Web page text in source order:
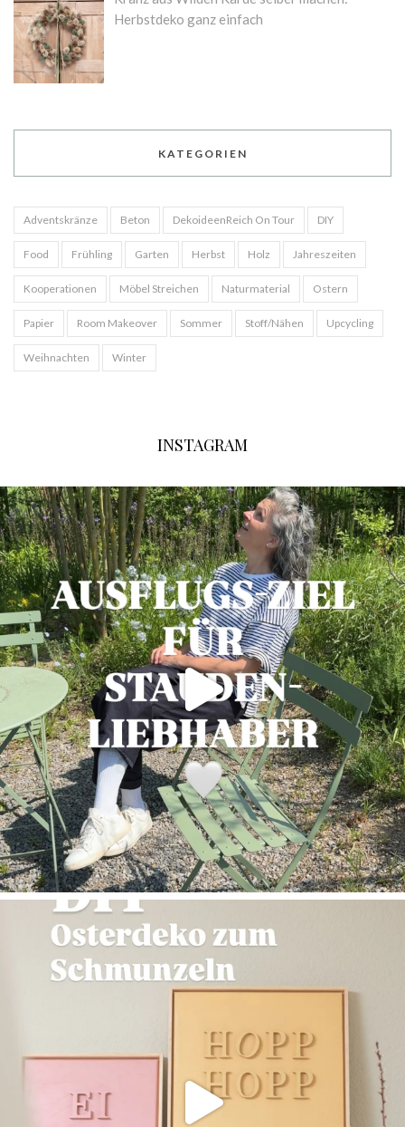
Herbstdeko ganz einfach
KATEGORIEN
Adventskränze Beton DekoideenReich On Tour DIY
Food Frühling Garten Herbst Holz Jahreszeiten
Kooperationen Möbel Streichen Naturmaterial Ostern
Papier Room Makeover Sommer Stoff/Nähen Upcycling
Weihnachten Winter
INSTAGRAM